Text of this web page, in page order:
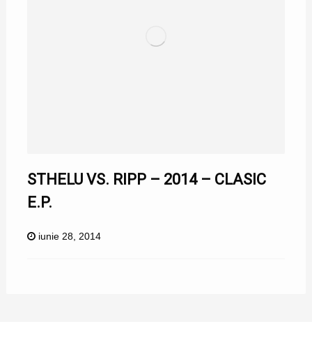
STHELU VS. RIPP – 2014 – CLASIC
E.P.
iunie 28, 2014